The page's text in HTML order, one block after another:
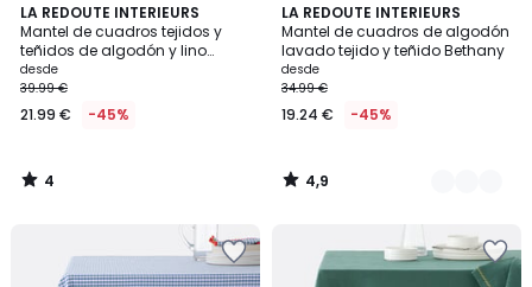
LA REDOUTE INTERIEURS
Mantel de cuadros tejidos y
teñidos de algodón y lino
Tissala
desde
39.99 €
21.99 € -45%
4
/
5
4
/
LA REDOUTE INTERIEURS
Mantel de cuadros de algodón
lavado tejido y teñido Bethany
desde
34.99 €
19.24 € -45%
4,9
/ 5
3
Colores
4,9
/